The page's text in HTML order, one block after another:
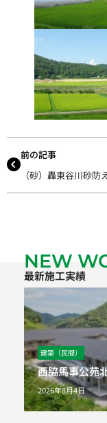
前の記事
NEW
最新施工実績
建築（民間）
西脇馬事公苑
2026年8月4日